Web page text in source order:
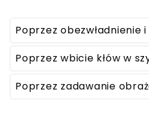
Poprzez obezwładnienie
Poprzez wbicie kłów w
Poprzez zadawanie